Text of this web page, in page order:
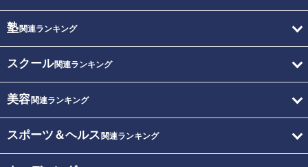
塾関連ランキング
スクール関連ランキング
美容関連ランキング
スポーツ＆ヘルス 関連ランキング